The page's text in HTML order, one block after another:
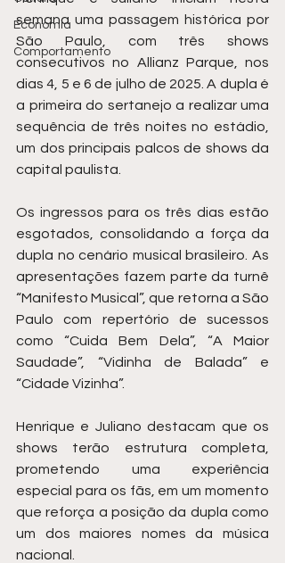
Economia
Comportamento
semana uma passagem histórica por
São Paulo, com três shows
consecutivos no Allianz Parque, nos
dias 4, 5 e 6 de julho de 2025. A dupla é
a primeira do sertanejo a realizar uma
sequência de três noites no estádio,
um dos principais palcos de shows da
capital paulista.
Os ingressos para os três dias estão
esgotados, consolidando a força da
dupla no cenário musical brasileiro. As
apresentações fazem parte da turnê
“Manifesto Musical”, que retorna a São
Paulo com repertório de sucessos
como “Cuida Bem Dela”, “A Maior
Saudade”, “Vidinha de Balada” e
“Cidade Vizinha”.
Henrique e Juliano destacam que os
shows terão estrutura completa,
prometendo uma experiência
especial para os fãs, em um momento
que reforça a posição da dupla como
um dos maiores nomes da música
nacional.